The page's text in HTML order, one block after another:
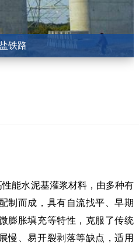
铁路
能水泥基灌浆材料，由多种有
制而成，具有自流找平、早期
膨胀填充等特性，克服了传统
慢、易开裂剥落等缺点，适用